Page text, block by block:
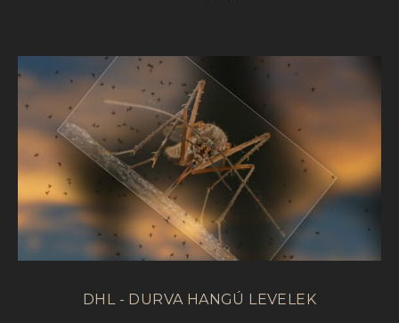
DHL - DURVA HANGÚ LEVELEK